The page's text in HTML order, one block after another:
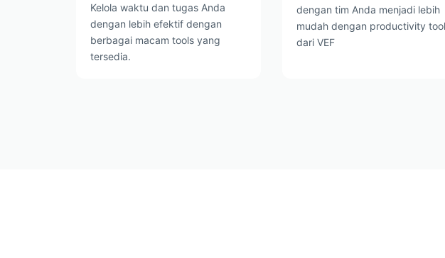
Kelola waktu dan tugas Anda
dengan lebih efektif dengan
berbagai macam tools yang
tersedia.
dengan tim Anda menjadi lebih
mudah dengan productivity
dari VEF